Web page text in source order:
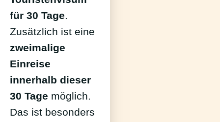
für 30 Tage.
Zusätzlich ist eine
zweimalige
Einreise
innerhalb dieser
30 Tage möglich.
Das ist besonders